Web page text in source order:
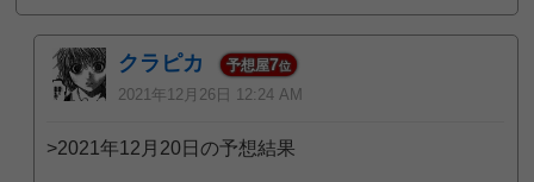
クラピカ 予想屋7位
2021年12月26日 12:24 AM
>2021年12月20日の予想結果